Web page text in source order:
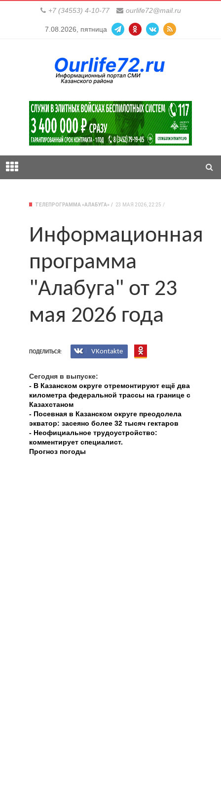
+7 (34553) 4-10-77 ourlife72@mail.ru
7.08.2026, пятница
ТЕЛЕПРОГРАММА «АЛАБУГА» 23 МАЯ 2026, 22:25
Информационная
программа
"Алабуга" от 23
мая 2026 года
ПОДЕЛИТЬСЯ: VKontakte
Сегодня в выпуске:
- В Казанском округе отремонтируют ещё два
километра федеральной трассы на границе с
Казахстаном
- Посевная в Казанском округе преодолела
экватор: засеяно более 32 тысяч гектаров
- Неофициальное трудоустройство:
комментирует специалист.
Прогноз погоды